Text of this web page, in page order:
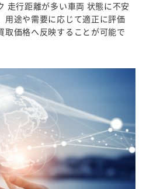
走行距離が多い車両 状態に不安
用途や需要に応じて適正に評価
取価格へ反映することが可能で